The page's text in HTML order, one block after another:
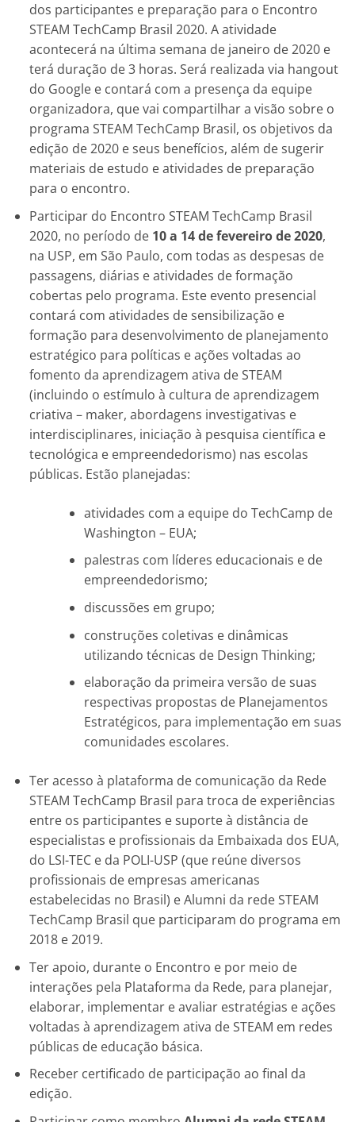
dos participantes e preparação para o Encontro
STEAM TechCamp Brasil 2020. A atividade
acontecerá na última semana de janeiro de 2020 e
terá duração de 3 horas. Será realizada via hangout
do Google e contará com a presença da equipe
organizadora, que vai compartilhar a visão sobre o
programa STEAM TechCamp Brasil, os objetivos da
edição de 2020 e seus benefícios, além de sugerir
materiais de estudo e atividades de preparação
para o encontro.
Participar do Encontro STEAM TechCamp Brasil
2020, no período de 10 a 14 de fevereiro de 2020,
na USP, em São Paulo, com todas as despesas de
passagens, diárias e atividades de formação
cobertas pelo programa. Este evento presencial
contará com atividades de sensibilização e
formação para desenvolvimento de planejamento
estratégico para políticas e ações voltadas ao
fomento da aprendizagem ativa de STEAM
(incluindo o estímulo à cultura de aprendizagem
criativa – maker, abordagens investigativas e
interdisciplinares, iniciação à pesquisa científica e
tecnológica e empreendedorismo) nas escolas
públicas. Estão planejadas:
atividades com a equipe do TechCamp de
Washington – EUA;
palestras com líderes educacionais e de
empreendedorismo;
discussões em grupo;
construções coletivas e dinâmicas
utilizando técnicas de Design Thinking;
elaboração da primeira versão de suas
respectivas propostas de Planejamentos
Estratégicos, para implementação em suas
comunidades escolares.
Ter acesso à plataforma de comunicação da Rede
STEAM TechCamp Brasil para troca de experiências
entre os participantes e suporte à distância de
especialistas e profissionais da Embaixada dos EUA,
do LSI-TEC e da POLI-USP (que reúne diversos
profissionais de empresas americanas
estabelecidas no Brasil) e Alumni da rede STEAM
TechCamp Brasil que participaram do programa em
2018 e 2019.
Ter apoio, durante o Encontro e por meio de
interações pela Plataforma da Rede, para planejar,
elaborar, implementar e avaliar estratégias e ações
voltadas à aprendizagem ativa de STEAM em redes
públicas de educação básica.
Receber certificado de participação ao final da
edição.